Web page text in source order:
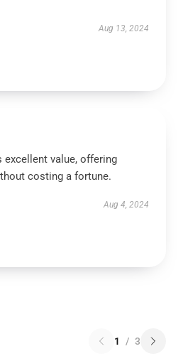
Aug 13, 2024
excellent value, offering
costing a fortune.
Aug 4, 2024
1 / 3